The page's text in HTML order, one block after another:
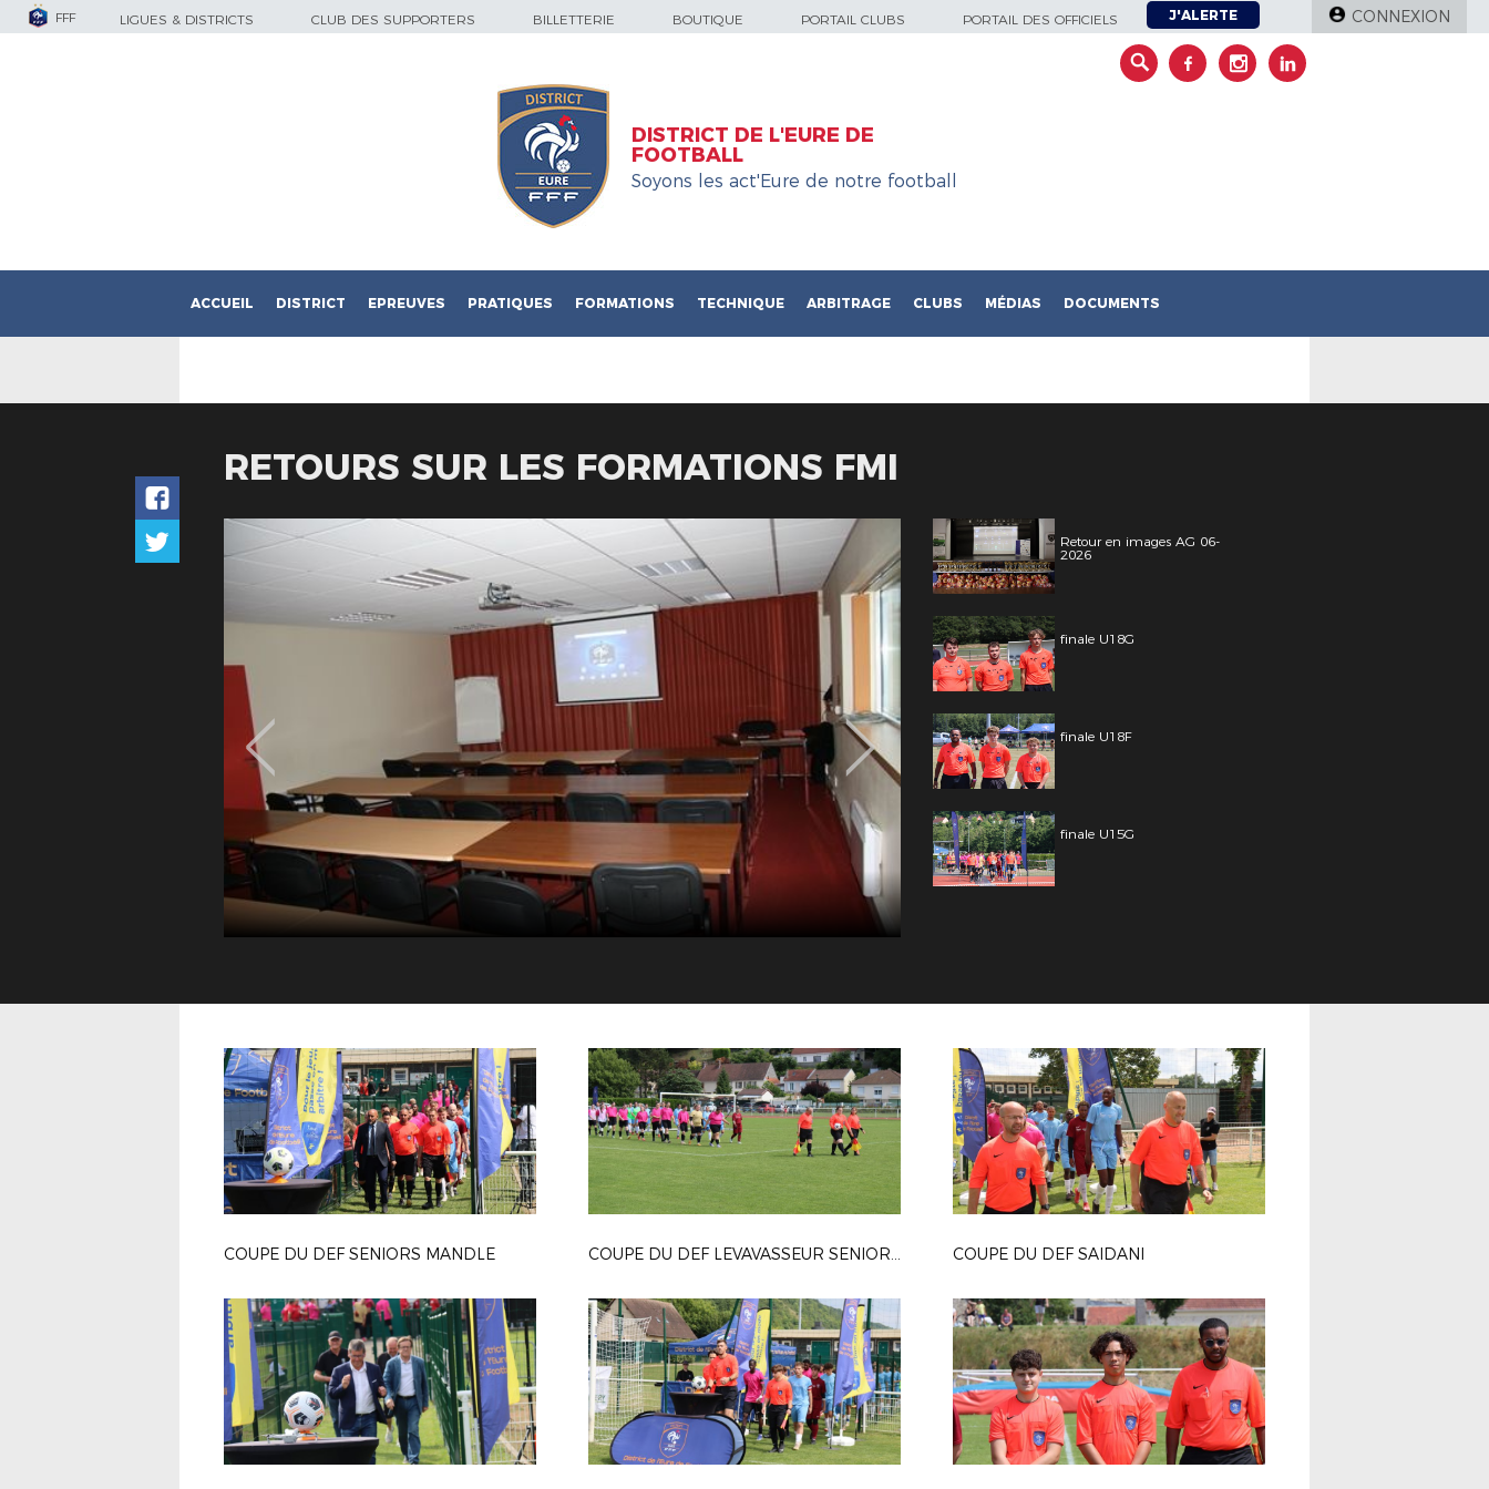
FFF LIGUES & DISTRICTS CLUB DES SUPPORTERS BILLETTERIE BOUTIQUE PORTAIL CLUBS PORTAIL DES OFFICIELS J'ALERTE CONNEXION
DISTRICT DE L'EURE DE
FOOTBALL
Soyons les act'Eure de notre football
ACCUEIL DISTRICT EPREUVES PRATIQUES FORMATIONS TECHNIQUE ARBITRAGE CLUBS MÉDIAS DOCUMENTS
RETOURS SUR LES FORMATIONS FMI
Retour en images AG 06-
2026
finale U18G
finale U18F
finale U15G
COUPE DU DEF SENIORS MANDLE COUPE DU DEF LEVAVASSEUR SENIOR F COUPE DU DEF SAIDANI